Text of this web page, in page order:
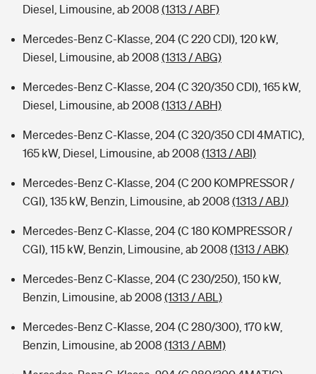
Diesel, Limousine, ab 2008 (1313 / ABF)
Mercedes-Benz C-Klasse, 204 (C 220 CDI), 120 kW,
Diesel, Limousine, ab 2008 (1313 / ABG)
Mercedes-Benz C-Klasse, 204 (C 320/350 CDI), 165 kW,
Diesel, Limousine, ab 2008 (1313 / ABH)
Mercedes-Benz C-Klasse, 204 (C 320/350 CDI 4MATIC),
165 kW, Diesel, Limousine, ab 2008 (1313 / ABI)
Mercedes-Benz C-Klasse, 204 (C 200 KOMPRESSOR /
CGI), 135 kW, Benzin, Limousine, ab 2008 (1313 / ABJ)
Mercedes-Benz C-Klasse, 204 (C 180 KOMPRESSOR /
CGI), 115 kW, Benzin, Limousine, ab 2008 (1313 / ABK)
Mercedes-Benz C-Klasse, 204 (C 230/250), 150 kW,
Benzin, Limousine, ab 2008 (1313 / ABL)
Mercedes-Benz C-Klasse, 204 (C 280/300), 170 kW,
Benzin, Limousine, ab 2008 (1313 / ABM)